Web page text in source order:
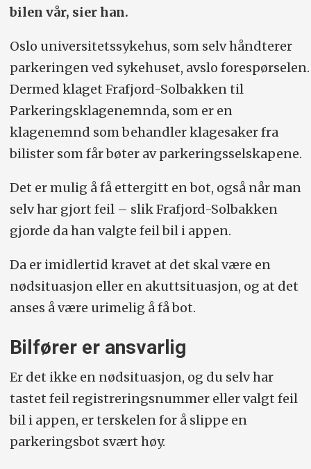
bilen vår, sier han.
Oslo universitetssykehus, som selv håndterer
parkeringen ved sykehuset, avslo forespørselen.
Dermed klaget Frafjord-Solbakken til
Parkeringsklage­nemnda, som er en
klagenemnd som behandler klagesaker fra
bilister som får bøter av parkeringsselskapene.
Det er mulig å få ettergitt en bot, også når man
selv har gjort feil – slik Frafjord-Solbakken
gjorde da han valgte feil bil i appen.
Da er imidlertid kravet at det skal være en
nødsituasjon eller en akuttsituasjon, og at det
anses å være urimelig å få bot.
Bilfører er ansvarlig
Er det ikke en nødsituasjon, og du selv har
tastet feil registreringsnummer eller valgt feil
bil i appen, er terskelen for å slippe en
parkeringsbot svært høy.